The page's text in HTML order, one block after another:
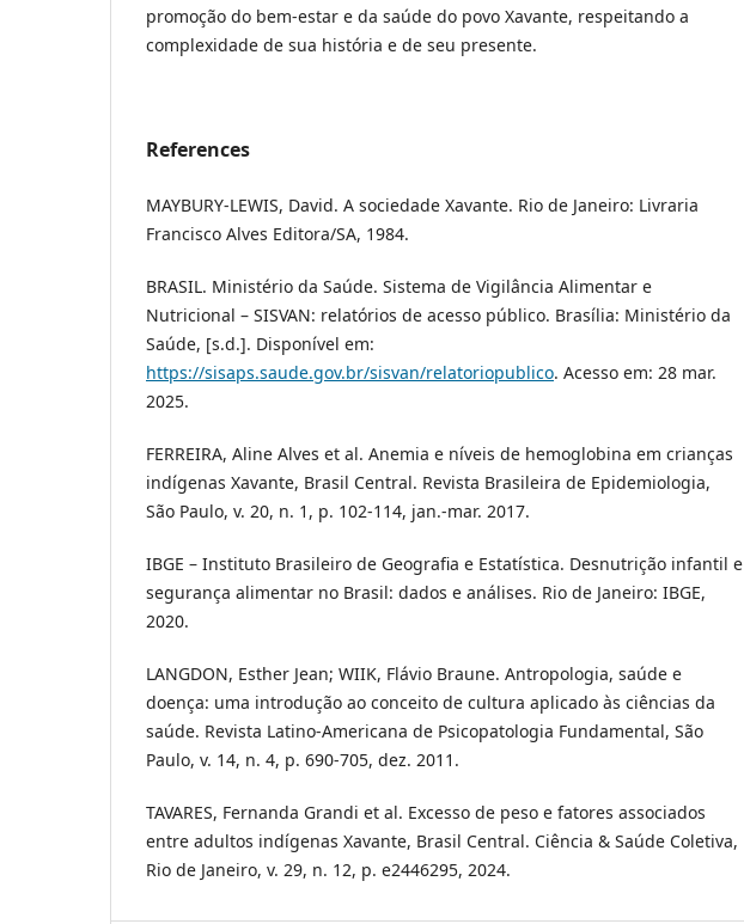
promoção do bem-estar e da saúde do povo Xavante, respeitando a
complexidade de sua história e de seu presente.
References
MAYBURY-LEWIS, David. A sociedade Xavante. Rio de Janeiro: Livraria
Francisco Alves Editora/SA, 1984.
BRASIL. Ministério da Saúde. Sistema de Vigilância Alimentar e
Nutricional – SISVAN: relatórios de acesso público. Brasília: Ministério da
Saúde, [s.d.]. Disponível em:
https://sisaps.saude.gov.br/sisvan/relatoriopublico. Acesso em: 28 mar.
2025.
FERREIRA, Aline Alves et al. Anemia e níveis de hemoglobina em crianças
indígenas Xavante, Brasil Central. Revista Brasileira de Epidemiologia,
São Paulo, v. 20, n. 1, p. 102-114, jan.-mar. 2017.
IBGE – Instituto Brasileiro de Geografia e Estatística. Desnutrição infantil e
segurança alimentar no Brasil: dados e análises. Rio de Janeiro: IBGE,
2020.
LANGDON, Esther Jean; WIIK, Flávio Braune. Antropologia, saúde e
doença: uma introdução ao conceito de cultura aplicado às ciências da
saúde. Revista Latino-Americana de Psicopatologia Fundamental, São
Paulo, v. 14, n. 4, p. 690-705, dez. 2011.
TAVARES, Fernanda Grandi et al. Excesso de peso e fatores associados
entre adultos indígenas Xavante, Brasil Central. Ciência & Saúde Coletiva,
Rio de Janeiro, v. 29, n. 12, p. e2446295, 2024.